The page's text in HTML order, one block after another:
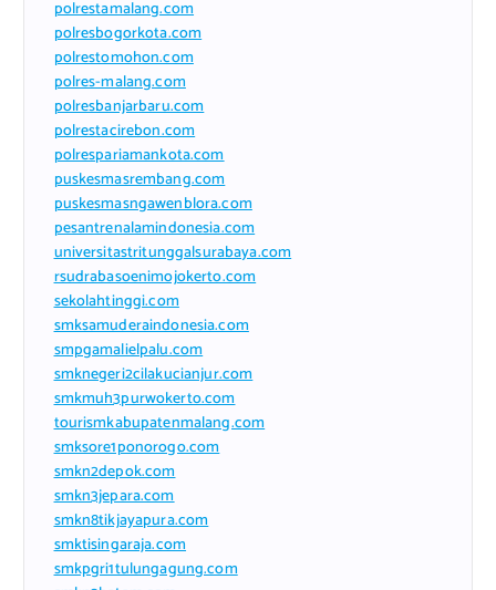
polrestamalang.com
polresbogorkota.com
polrestomohon.com
polres-malang.com
polresbanjarbaru.com
polrestacirebon.com
polrespariamankota.com
puskesmasrembang.com
puskesmasngawenblora.com
pesantrenalamindonesia.com
universitastritunggalsurabaya.com
rsudrabasoenimojokerto.com
sekolahtinggi.com
smksamuderaindonesia.com
smpgamalielpalu.com
smknegeri2cilakucianjur.com
smkmuh3purwokerto.com
tourismkabupatenmalang.com
smksore1ponorogo.com
smkn2depok.com
smkn3jepara.com
smkn8tikjayapura.com
smktisingaraja.com
smkpgri1tulungagung.com